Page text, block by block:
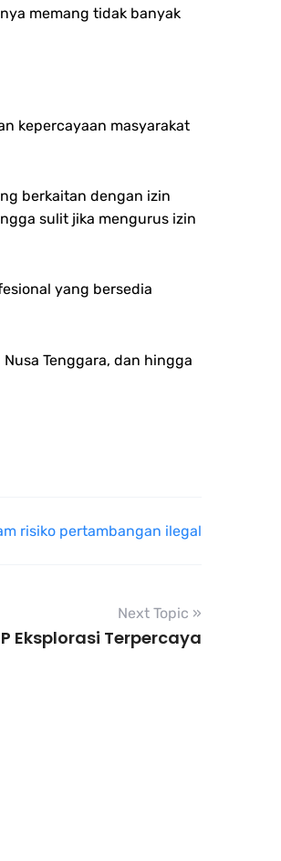
memang tidak banyak
kepercayaan masyarakat
berkaitan dengan izin
sulit jika mengurus izin
yang bersedia
Nusa Tenggara, dan hingga
risiko pertambangan ilegal
Next Topic »
Eksplorasi Terpercaya